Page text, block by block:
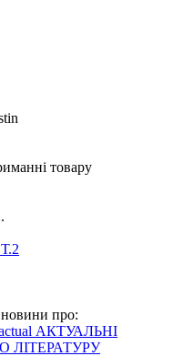
товару
про:
АКТУАЛЬНІ
ЛІТЕРАТУРУ